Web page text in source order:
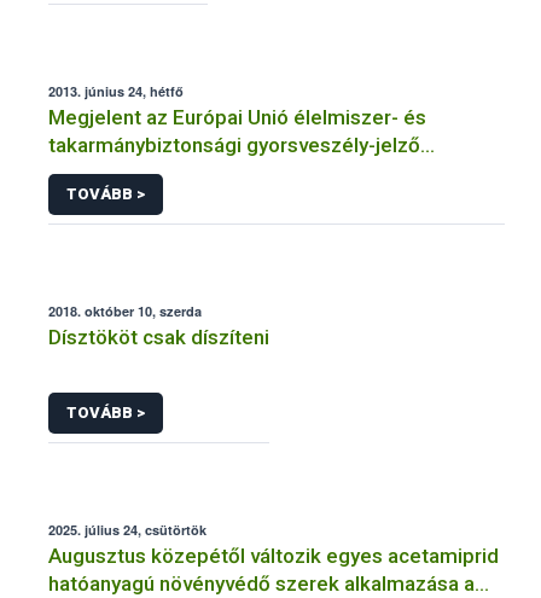
2013. június 24, hétfő
Megjelent az Európai Unió élelmiszer- és
takarmánybiztonsági gyorsveszély-jelző
rendszerének éves jelentése
TOVÁBB >
2018. október 10, szerda
Dísztököt csak díszíteni
TOVÁBB >
2025. július 24, csütörtök
Augusztus közepétől változik egyes acetamiprid
hatóanyagú növényvédő szerek alkalmazása a